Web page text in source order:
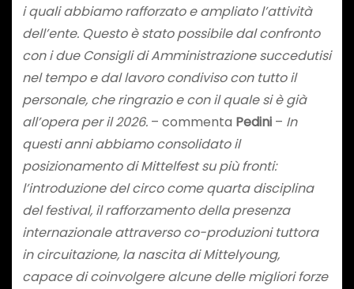
i quali abbiamo rafforzato e ampliato l’attività
dell’ente. Questo è stato possibile dal confronto
con i due Consigli di Amministrazione succedutisi
nel tempo e dal lavoro condiviso con tutto il
personale, che ringrazio e con il quale si è già
all’opera per il 2026. – commenta Pedini– In
questi anni abbiamo consolidato il
posizionamento di Mittelfest su più fronti:
l’introduzione del circo come quarta disciplina
del festival, il rafforzamento della presenza
internazionale attraverso co-produzioni tuttora
in circuitazione, la nascita di Mittelyoung,
capace di coinvolgere alcune delle migliori forze